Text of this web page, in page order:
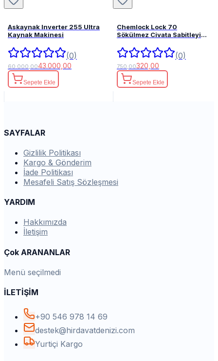
Askaynak Inverter 255 Ultra
Kaynak Makinesi
(0)
60.000,0043.000,00
Sepete Ekle
Chemlock Lock 70
Sökülmez Civata Sabitleyici
(0)
750,00320,00
Sepete Ekle
SAYFALAR
Gizlilik Politikası
Kargo & Gönderim
İade Politikası
Mesafeli Satış Sözleşmesi
YARDIM
Hakkımızda
İletişim
Çok ARANANLAR
Menü seçilmedi
İLETİŞİM
+90 546 978 14 69
destek@hirdavatdenizi.com
Yurtiçi Kargo